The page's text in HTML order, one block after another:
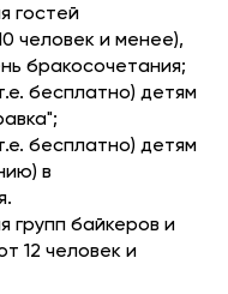
гостей
человек и менее),
бракосочетания;
бесплатно) детям
бесплатно) детям
в
групп байкеров и
12 человек и